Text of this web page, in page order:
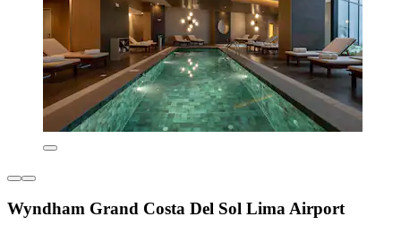
Wyndham Grand Costa Del Sol Lima Airport